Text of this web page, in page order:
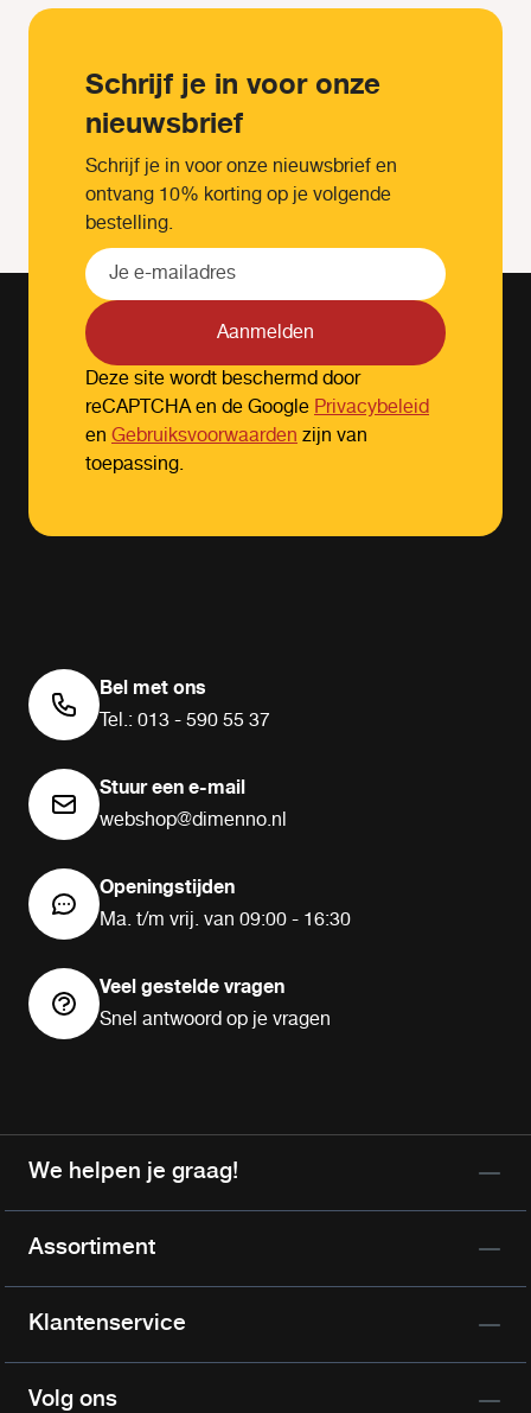
Schrijf je in voor onze
nieuwsbrief
Schrijf je in voor onze nieuwsbrief en
ontvang 10% korting op je volgende
bestelling.
Aanmelden
Deze site wordt beschermd door
reCAPTCHA en de GooglePrivacybeleid
en Gebruiksvoorwaardenzijn van
toepassing.
Bel met ons
Tel.: 013 - 590 55 37
Stuur een e-mail
webshop@dimenno.nl
Openingstijden
Ma. t/m vrij. van 09:00 - 16:30
Veel gestelde vragen
Snel antwoord op je vragen
We helpen je graag!
Assortiment
Klantenservice
Volg ons